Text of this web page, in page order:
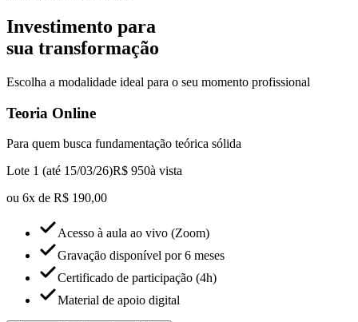
Investimento para
sua transformação
Escolha a modalidade ideal para o seu momento profissional
Teoria Online
Para quem busca fundamentação teórica sólida
Lote 1 (até 15/03/26)R$ 950à vista
ou 6x de R$ 190,00
Acesso à aula ao vivo (Zoom)
Gravação disponível por 6 meses
Certificado de participação (4h)
Material de apoio digital